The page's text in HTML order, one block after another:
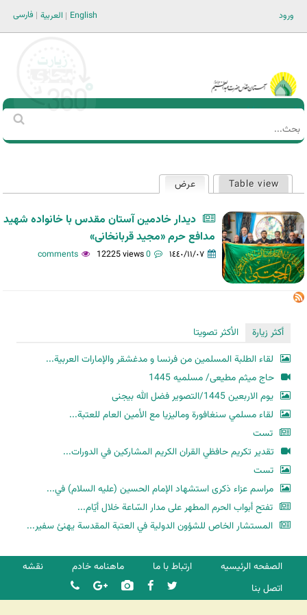
ورود فارسی العربية English
Main men-AR
استمارة
‏
الأساسية
Table view عرض
ديدار خادمين آستان مقدس با خانواده شهيد
مدافع حرم «مجید قربانخانی»
١٤٤٠/١١/٠٧ 0 comments
12225 views
أكثر زيارة
الأكثر تصويتا
لقاء الطلبة المسلمين من فرنسا و مدغشقر والإمارات العربية...
حاج میثم مطیعی/ مسلمیه 1445
یوم الاربعین 1445/التصویر فضل الله بیجنی
لقاء مسلمي سنغافورة وماليزيا مع الأمين العام للعتبة...
تست
تقدير تكريم حافظي القران الكريم المشاركين في الدورات...
تست
مراسم عزاء ذكرى استشهاد الإمام الحسين (عليه السلام) في...
تفتح أبواب الحرم المطهر على مدار السّاعة خلال أيّام...
المستشار الخاص للشؤون الدولية في العتبة المقدسة يهنئ سفير...
الصفحه الرئیسیه ارتباط با ما ماهنامه خادم
نقشه
اتصل بنا